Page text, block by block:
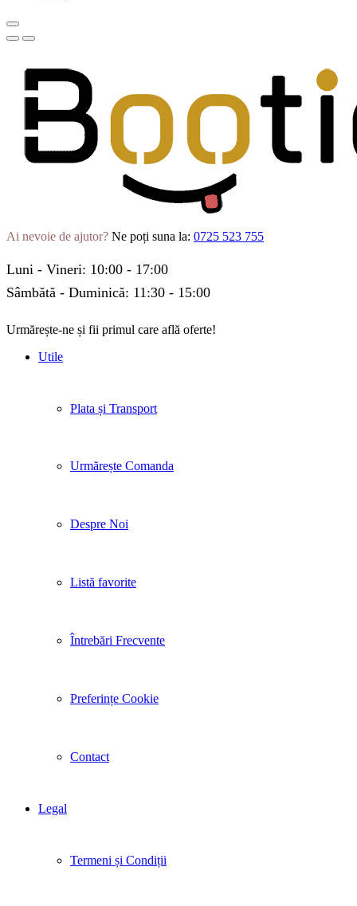
Ai nevoie de ajutor? Ne poți suna la: 0725 523 755
Luni - Vineri: 10:00 - 17:00
Sâmbătă - Duminică: 11:30 - 15:00
Urmărește-ne și fii primul care află oferte!
Utile
Plata și Transport
Urmărește Comanda
Despre Noi
Listă favorite
Întrebări Frecvente
Preferințe Cookie
Contact
Legal
Termeni și Condiții